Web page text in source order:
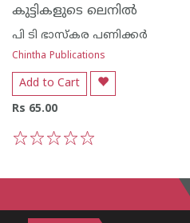
കുട്ടികളുടെ ലെനില്‍
പി ടി ഭാസ്കര പണിക്കര്‍
Chintha Publications
Add to Cart
Rs 65.00